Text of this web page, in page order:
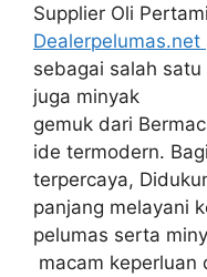
Supplier Oli
Dealerpelumas.net
sebagai salah
juga minyak
gemuk dari
ide termodern.
terpercaya,
panjang melayani
pelumas serta
macam